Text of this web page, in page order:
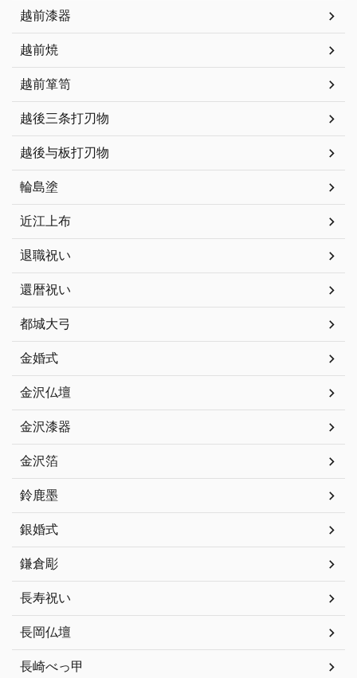
越前漆器
越前焼
越前箪笥
越後三条打刃物
越後与板打刃物
輪島塗
近江上布
退職祝い
還暦祝い
都城大弓
金婚式
金沢仏壇
金沢漆器
金沢箔
鈴鹿墨
銀婚式
鎌倉彫
長寿祝い
長岡仏壇
長崎べっ甲